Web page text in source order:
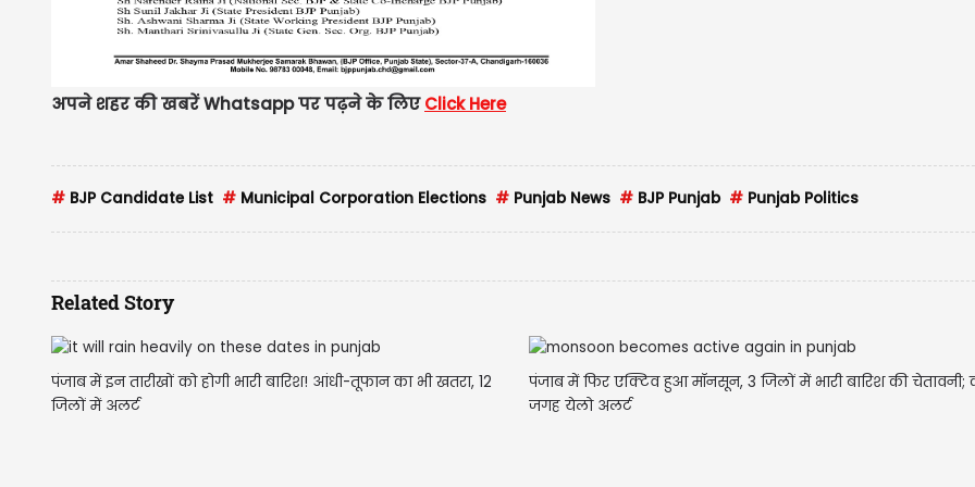
अपने शहर की खबरें Whatsapp पर पढ़ने के लिएClick Here
# BJP Candidate List # Municipal Corporation Elections # Punjab News # BJP Punjab # Punjab Politics
Related Story
पंजाब में इन तारीखों को होगी भारी बारिश! आंधी-तूफान का भी खतरा, 12
जिलों में अलर्ट
पंजाब में फिर एक्टिव हुआ मॉनसून, 3 जिलों में भारी बारिश की चेतावनी;
जगह येलो अलर्ट